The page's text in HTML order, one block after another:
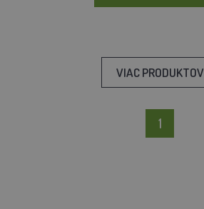
VIAC PRODUKTOV
1